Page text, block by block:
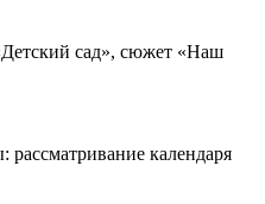
сад», сюжет «Наш
рассматривание календаря